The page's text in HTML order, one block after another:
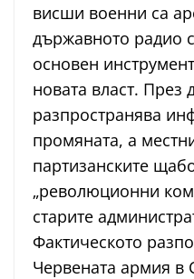
висши военни са
държавното радио
основен
новата власт. През
разпространява
промяната, а
партизанските
„революционни
старите
Фактическото
Червената армия в